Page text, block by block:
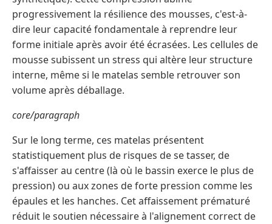
progressivement la résilience des mousses, c'est-à-
dire leur capacité fondamentale à reprendre leur
forme initiale après avoir été écrasées. Les cellules de
mousse subissent un stress qui altère leur structure
interne, même si le matelas semble retrouver son
volume après déballage.
core/paragraph
Sur le long terme, ces matelas présentent
statistiquement plus de risques de se tasser, de
s'affaisser au centre (là où le bassin exerce le plus de
pression) ou aux zones de forte pression comme les
épaules et les hanches. Cet affaissement prématuré
réduit le soutien nécessaire à l'alignement correct de